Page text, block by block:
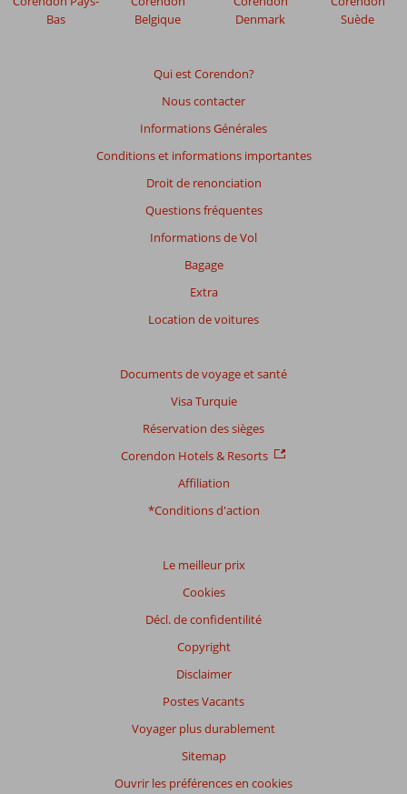
de
Qui est Corendon?
Nous contacter
Informations Générales
Conditions et informations importantes
Droit de renonciation
Questions fréquentes
Informations de Vol
Bagage
Extra
Location de voitures
Documents de voyage et santé
Visa Turquie
Réservation des sièges
Corendon Hotels & Resorts
Affiliation
*Conditions d'action
Le meilleur prix
Cookies
Décl. de confidentilité
Copyright
Disclaimer
Postes Vacants
Voyager plus durablement
Sitemap
Ouvrir les préférences en cookies
Bas
Belgique
Denmark
Suède